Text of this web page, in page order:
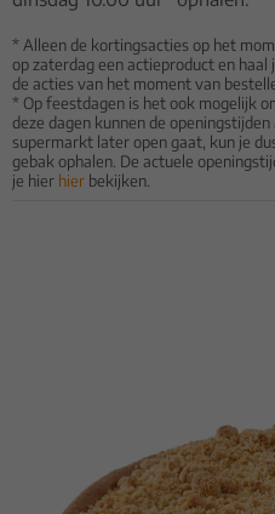
* Alleen de kortingsacties op het
op zaterdag een actieproduct en
de acties van het moment van
* Op feestdagen is het ook mogelijk
deze dagen kunnen de
supermarkt later open gaat, kun je
gebak ophalen. De actuele
je hier hier bekijken.